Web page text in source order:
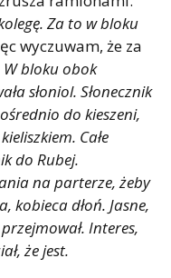
Za to w bloku
wyczuwam, że za
W bloku obok
słoniol. Słonecznik
do kieszeni,
Całe
do Rubej.
na parterze, żeby
kobieca dłoń. Jasne,
Interes,
że jest.